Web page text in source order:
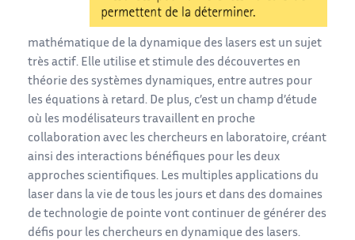
mathématique de la dynamique des lasers est un sujet
très actif. Elle utilise et stimule des découvertes en
théorie des systèmes dynamiques, entre autres pour
les équations à retard. De plus, c’est un champ d’étude
où les modélisateurs travaillent en proche
collaboration avec les chercheurs en laboratoire, créant
ainsi des interactions bénéfiques pour les deux
approches scientifiques. Les multiples applications du
laser dans la vie de tous les jours et dans des domaines
de technologie de pointe vont continuer de générer des
défis pour les chercheurs en dynamique des lasers.